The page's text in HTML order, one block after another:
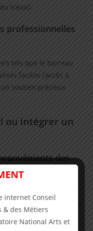
travail.
professionnelles
tels que le barreau
facilite l’accès à
soutien précieux
ou intégrer un
des
d’une structure
et le contre selon ses
internet Conseil
& des Métiers
National Arts et